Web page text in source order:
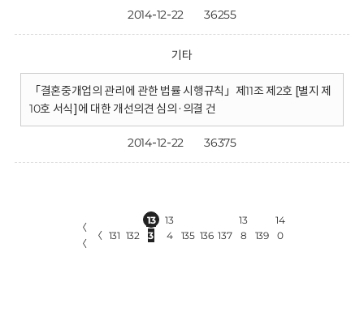
2014-12-22 36255
기타
「결혼중개업의 관리에 관한 법률 시행규칙」제11조 제2호 [별지 제
10호 서식]에 대한 개선의견 심의·의결 건
2014-12-22 36375
〈
〈
〈 131 132
13
3
13
4
135 136 137
13
8
139
14
0